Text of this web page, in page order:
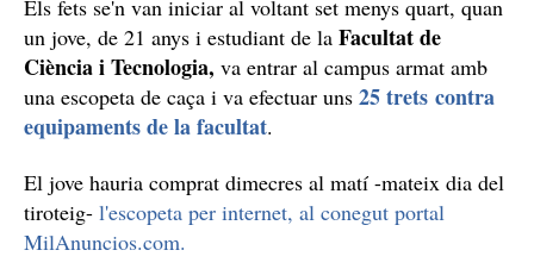
Basc) a Leioa (Biscaia) per lapresència d'una
persona armada amb una escopeta, que va ser
arrestada.